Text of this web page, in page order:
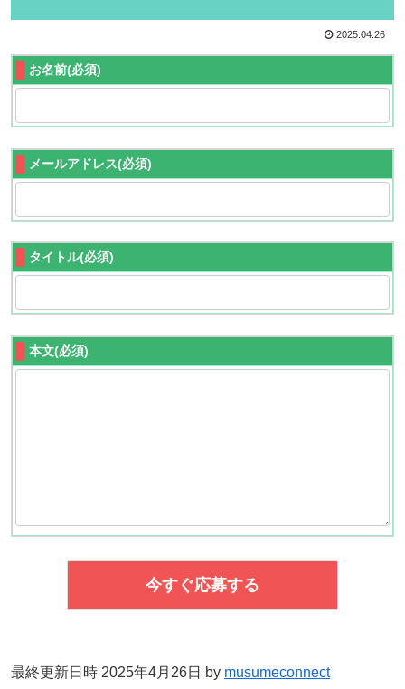
2025.04.26
お名前(必須)
メールアドレス(必須)
タイトル(必須)
本文(必須)
最終更新日時 2025年4月26日 by musumeconnect